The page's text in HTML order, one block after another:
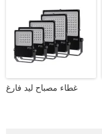
غطاء مصباح ليد فارغ